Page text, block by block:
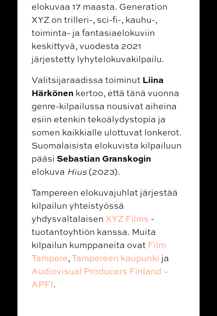
elokuvaa 17 maasta. Generation
XYZ on trilleri-, sci-fi-, kauhu-,
toiminta- ja fantasiaelokuviin
keskittyvä, vuodesta 2021
järjestetty lyhytelokuvakilpailu.
Valitsijaraadissa toiminut Liina
Härkönen kertoo, että tänä vuonna
genre-kilpailussa nousivat aiheina
esiin etenkin tekoälydystopia ja
somen kaikkialle ulottuvat lonkerot.
Suomalaisista elokuvista kilpailuun
pääsi Sebastian Granskogin
elokuva Hius (2023).
Tampereen elokuvajuhlat järjestää
kilpailun yhteistyössä
yhdysvaltalaisen XYZ Films -
tuotantoyhtiön kanssa. Muita
kilpailun kumppaneita ovat Film
Tampere,Tampereen kaupunki ja
Audiovisual Producers Finland –
APFI.